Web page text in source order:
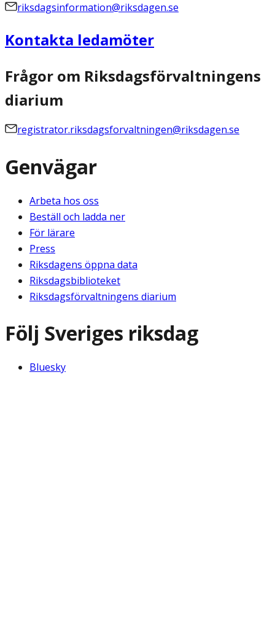
riksdagsinformation@riksdagen.se
Kontakta ledamöter
Frågor om Riksdagsförvaltningens
diarium
registrator.riksdagsforvaltningen@riksdagen.se
Genvägar
Arbeta hos oss
Beställ och ladda ner
För lärare
Press
Riksdagens öppna data
Riksdagsbiblioteket
Riksdagsförvaltningens diarium
Följ Sveriges riksdag
Bluesky